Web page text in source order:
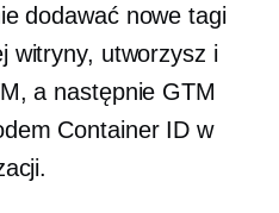
dodawać nowe tagi
witryny, utworzysz i
a następnie GTM
Container ID w